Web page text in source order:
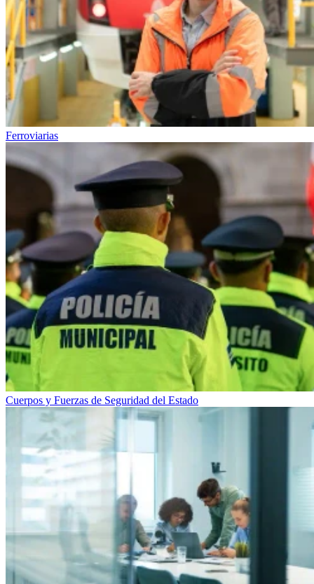
Ferroviarias
Cuerpos y Fuerzas de Seguridad del Estado